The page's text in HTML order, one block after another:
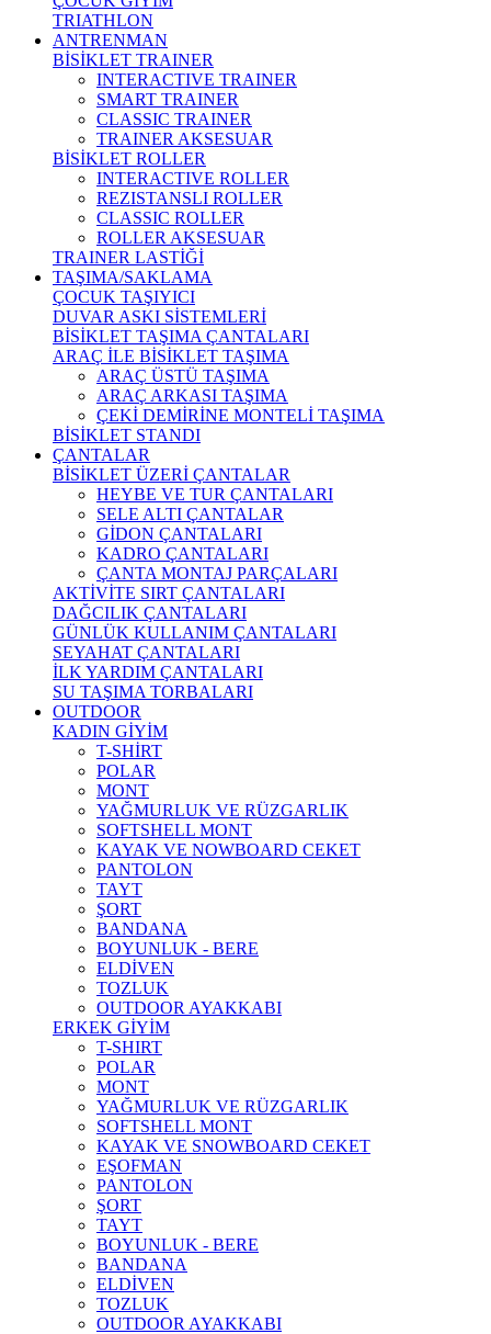
TRIATHLON
ANTRENMAN
BİSİKLET TRAINER
INTERACTIVE TRAINER
SMART TRAINER
CLASSIC TRAINER
TRAINER AKSESUAR
BİSİKLET ROLLER
INTERACTIVE ROLLER
REZISTANSLI ROLLER
CLASSIC ROLLER
ROLLER AKSESUAR
TRAINER LASTİĞİ
TAŞIMA/SAKLAMA
ÇOCUK TAŞIYICI
DUVAR ASKI SİSTEMLERİ
BİSİKLET TAŞIMA ÇANTALARI
ARAÇ İLE BİSİKLET TAŞIMA
ARAÇ ÜSTÜ TAŞIMA
ARAÇ ARKASI TAŞIMA
ÇEKİ DEMİRİNE MONTELİ TAŞIMA
BİSİKLET STANDI
ÇANTALAR
BİSİKLET ÜZERİ ÇANTALAR
HEYBE VE TUR ÇANTALARI
SELE ALTI ÇANTALAR
GİDON ÇANTALARI
KADRO ÇANTALARI
ÇANTA MONTAJ PARÇALARI
AKTİVİTE SIRT ÇANTALARI
DAĞCILIK ÇANTALARI
GÜNLÜK KULLANIM ÇANTALARI
SEYAHAT ÇANTALARI
İLK YARDIM ÇANTALARI
SU TAŞIMA TORBALARI
OUTDOOR
KADIN GİYİM
T-SHİRT
POLAR
MONT
YAĞMURLUK VE RÜZGARLIK
SOFTSHELL MONT
KAYAK VE NOWBOARD CEKET
PANTOLON
TAYT
ŞORT
BANDANA
BOYUNLUK - BERE
ELDİVEN
TOZLUK
OUTDOOR AYAKKABI
ERKEK GİYİM
T-SHIRT
POLAR
MONT
YAĞMURLUK VE RÜZGARLIK
SOFTSHELL MONT
KAYAK VE SNOWBOARD CEKET
EŞOFMAN
PANTOLON
ŞORT
TAYT
BOYUNLUK - BERE
BANDANA
ELDİVEN
TOZLUK
OUTDOOR AYAKKABI